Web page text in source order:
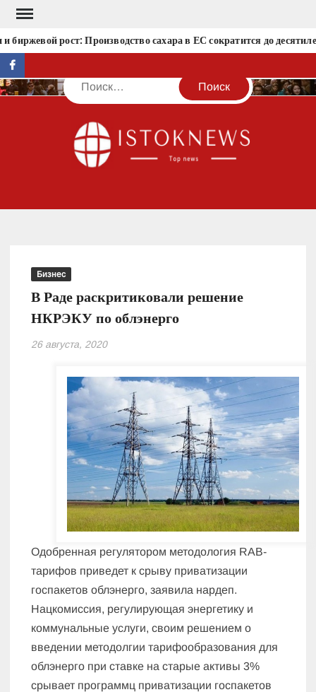
Перейти
содержимому
биржевой рост: Производство сахара в ЕС сократится до
facebook
Поиск
Бизнес
В Раде раскритиковали решение
НКРЭКУ по облэнерго
26 августа, 2020
Одобренная регулятором методология RAB-
тарифов приведет к срыву приватизации
госпакетов облэнерго, заявила нардеп.
Нацкомиссия, регулирующая энергетику и
коммунальные услуги, своим решением о
введении методолгии тарифообразования для
облэнерго при ставке на старые активы 3%
срывает программц приватизации госпакетов